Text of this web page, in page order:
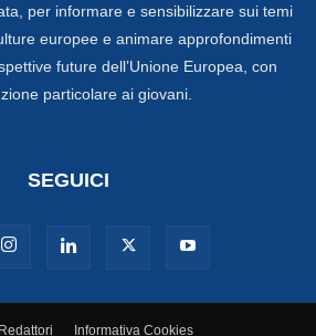
per informare e sensibilizzare sui temi
europee e animare approfondimenti
future dell’Unione Europea, con
particolare ai giovani.
SEGUICI
Informativa Cookies